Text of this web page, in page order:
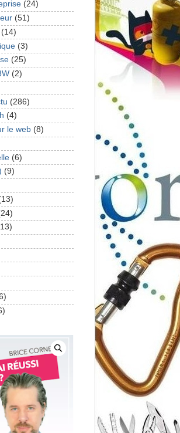
(24)
(51)
(14)
(3)
(25)
(2)
(286)
(4)
le web (8)
(6)
(9)